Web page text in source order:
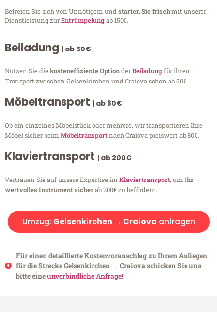
Befreien Sie sich von Unnötigem undstarten Sie frischmit unserer
Dienstleistung zurEntrümpelungab 150€.
Beiladung | ab 50€
Nutzen Sie diekosteneffiziente OptionderBeiladungfür Ihren
Transport zwischen Gelsenkirchen und Craiova schon ab 50€.
Möbeltransport | ab 80€
Ob ein einzelnes Möbelstück oder mehrere, wir transportieren Ihre
Möbel sicher beim Möbeltransportnach Craiova preiswert ab 80€.
Klaviertransport | ab 200€
Vertrauen Sie auf unsere Expertise im Klaviertransport, um Ihr
wertvolles Instrument sicherab 200€ zu befördern.
Umzug: Gelsenkirchen → Craiova anfragen
Für einen detaillierte Kostenvoranschlag zu Ihrem Anliegen
für die Strecke Gelsenkirchen → Craiova schicken Sie uns
bitte eineunverbindliche Anfrage!